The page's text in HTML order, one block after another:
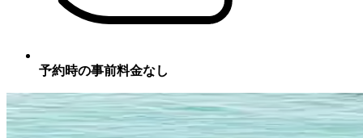
予約時の事前料金なし